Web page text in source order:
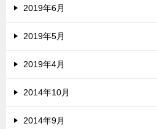
2019年6月
2019年5月
2019年4月
2014年10月
2014年9月